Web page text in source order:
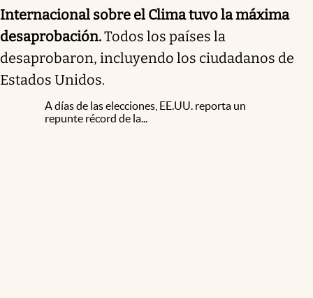
Internacional sobre el Clima tuvo la máxima
desaprobación.Todos los países la
desaprobaron, incluyendo los ciudadanos de
Estados Unidos.
A días de las elecciones, EE.UU. reporta un
repunte récord de la...